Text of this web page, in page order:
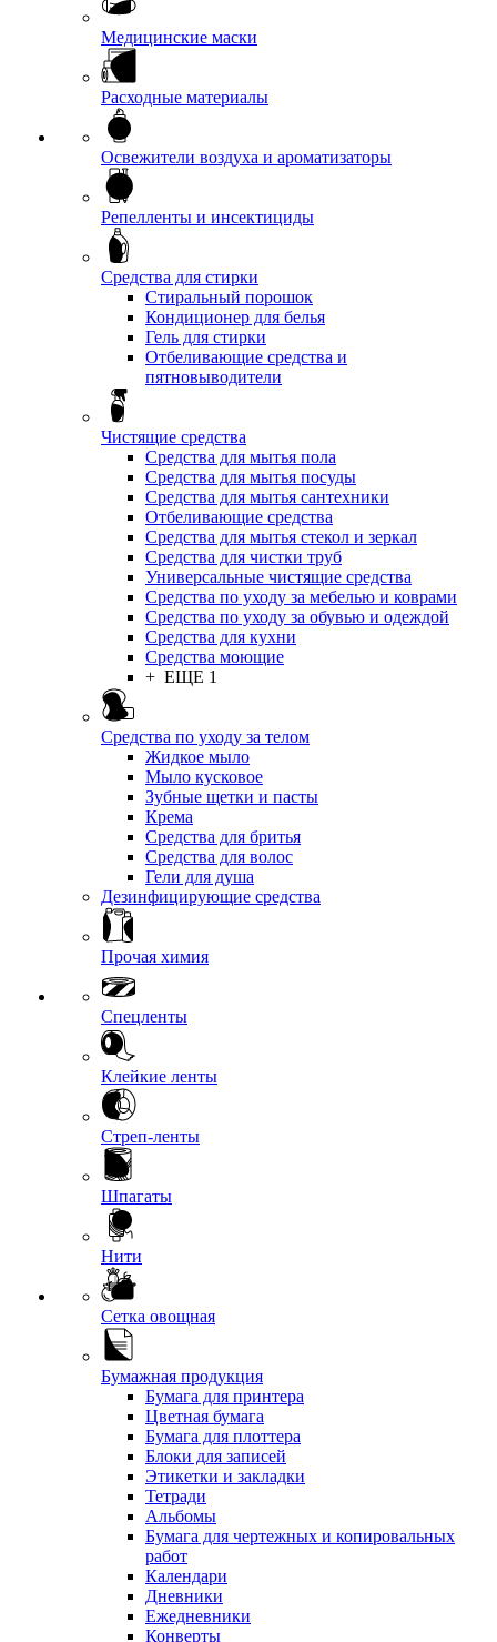
Медицинские маски
Расходные материалы
Освежители воздуха и ароматизаторы
Репелленты и инсектициды
Средства для стирки
Стиральный порошок
Кондиционер для белья
Гель для стирки
Отбеливающие средства и
пятновыводители
Чистящие средства
Средства для мытья пола
Средства для мытья посуды
Средства для мытья сантехники
Отбеливающие средства
Средства для мытья стекол и зеркал
Средства для чистки труб
Универсальные чистящие средства
Средства по уходу за мебелью и коврами
Средства по уходу за обувью и одеждой
Средства для кухни
Средства моющие
+ ЕЩЕ 1
Средства по уходу за телом
Жидкое мыло
Мыло кусковое
Зубные щетки и пасты
Крема
Средства для бритья
Средства для волос
Гели для душа
Дезинфицирующие средства
Прочая химия
Спецленты
Клейкие ленты
Стреп-ленты
Шпагаты
Нити
Сетка овощная
Бумажная продукция
Бумага для принтера
Цветная бумага
Бумага для плоттера
Блоки для записей
Этикетки и закладки
Тетради
Альбомы
Бумага для чертежных и копировальных
работ
Календари
Дневники
Ежедневники
Конверты